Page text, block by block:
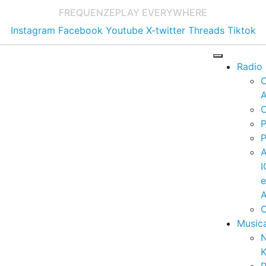
FREQUENZEPLAY EVERYWHERE
Instagram Facebook Youtube X-twitter Threads Tiktok
Radio
e